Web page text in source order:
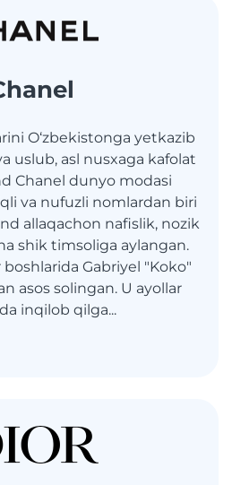
O‘zbekistonga yetkazib
uslub, asl nusxaga kafolat
Chanel dunyo modasi
va nufuzli nomlardan biri
allaqachon nafislik, nozik
shik timsoliga aylangan.
boshlarida Gabriyel "Koko"
asos solingan. U ayollar
inqilob qilga...